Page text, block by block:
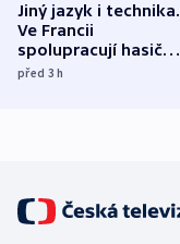
Jiný jazyk i technika.
Ve Francii
spolupracují hasiči z
různých zemí
před 3h